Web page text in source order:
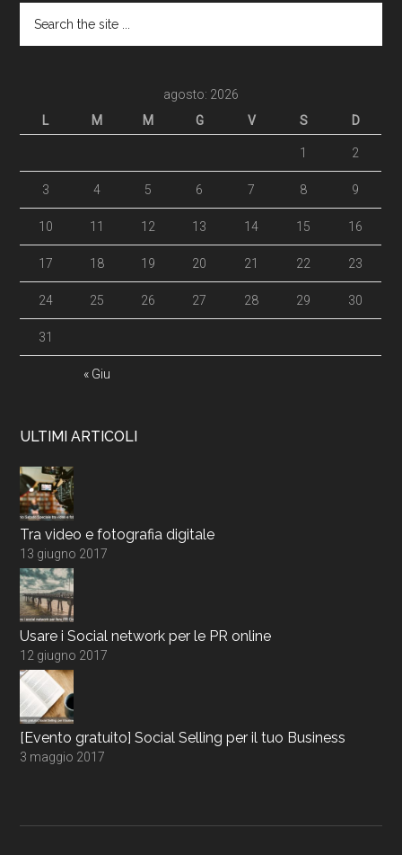
agosto: 2026
L
M M G V S D
« Giu
1 2
3 4 5 6 7 8 9
10 11 12 13 14 15 16
17 18 19 20 21 22 23
24 25 26 27 28 29 30
31
ULTIMI ARTICOLI
Tra video e fotografia digitale
13 giugno 2017
Usare i Social network per le PR online
12 giugno 2017
[Evento gratuito] Social Selling per il tuo Business
3 maggio 2017